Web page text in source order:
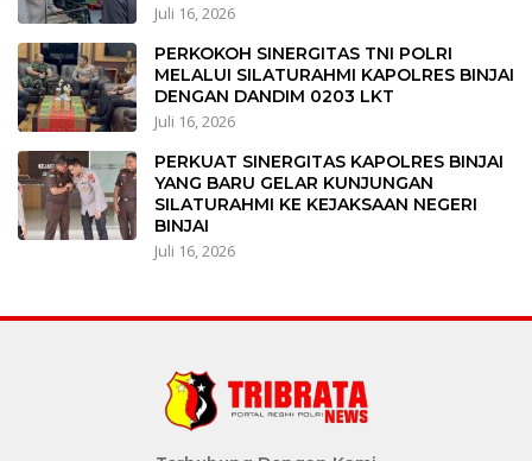
Juli 16, 2026
PERKOKOH SINERGITAS TNI POLRI
MELALUI SILATURAHMI KAPOLRES BINJAI
DENGAN DANDIM 0203 LKT
Juli 16, 2026
PERKUAT SINERGITAS KAPOLRES BINJAI
YANG BARU GELAR KUNJUNGAN
SILATURAHMI KE KEJAKSAAN NEGERI
BINJAI
Juli 16, 2026